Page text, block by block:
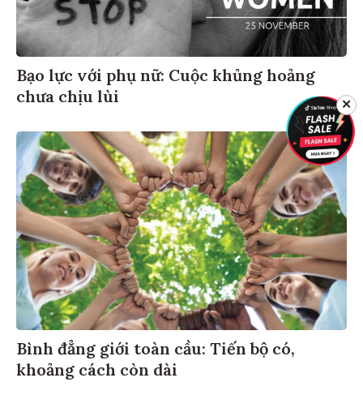
Bạo lực với phụ nữ: Cuộc khủng hoảng
chưa chịu lùi
Bình đẳng giới toàn cầu: Tiến bộ có,
khoảng cách còn dài
✕